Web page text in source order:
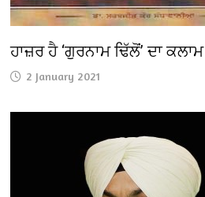
ਹਾਜ਼ਰ ਹੈ ‘ਗੁਰਨਾਮ ਢਿੱਲੋਂ’ ਦਾ ਕਲਾਮ
2 January 2021